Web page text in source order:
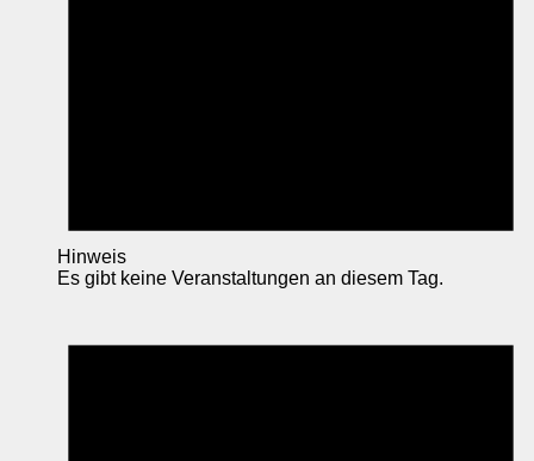
Hinweis
Es gibt keine Veranstaltungen an diesem Tag.